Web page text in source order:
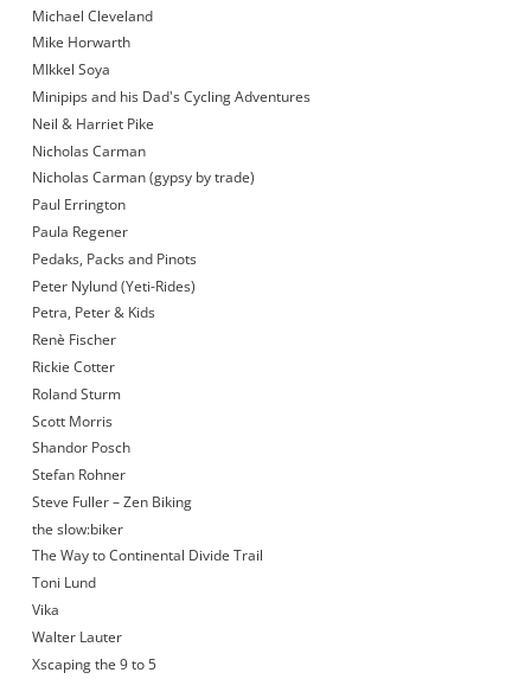
Michael Cleveland
Mike Horwarth
MIkkel Soya
Minipips and his Dad's Cycling Adventures
Neil & Harriet Pike
Nicholas Carman
Nicholas Carman (gypsy by trade)
Paul Errington
Paula Regener
Pedaks, Packs and Pinots
Peter Nylund (Yeti-Rides)
Petra, Peter & Kids
Renè Fischer
Rickie Cotter
Roland Sturm
Scott Morris
Shandor Posch
Stefan Rohner
Steve Fuller – Zen Biking
the slow:biker
The Way to Continental Divide Trail
Toni Lund
Vika
Walter Lauter
Xscaping the 9 to 5